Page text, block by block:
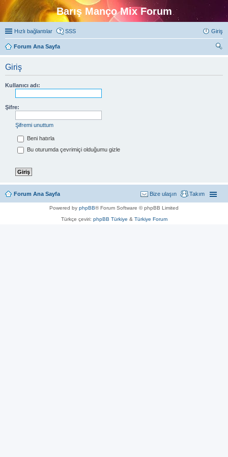
Barış Manço Mix Forum
Hızlı bağlantılar SSS Giriş
Forum Ana Sayfa
Giriş
Kullanıcı adı:
Şifre:
Şifremi unuttum
Beni hatırla
Bu oturumda çevrimiçi olduğumu gizle
Forum Ana Sayfa Takım
Bize ulaşın
Powered by phpBB® Forum Software © phpBB Limited
Türkçe çeviri: phpBB Türkiye & Türkiye Forum